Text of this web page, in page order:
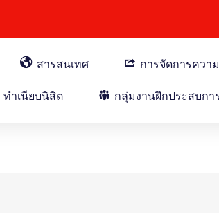
สารสนเทศ การจัดการควา
ทำเนียบนิสิต
กลุ่มงานฝึกประสบก